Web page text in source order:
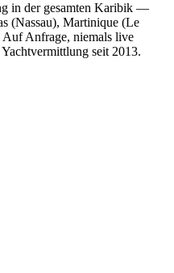
in der gesamten Karibik —
(Nassau), Martinique (Le
Auf Anfrage, niemals live
seit 2013.